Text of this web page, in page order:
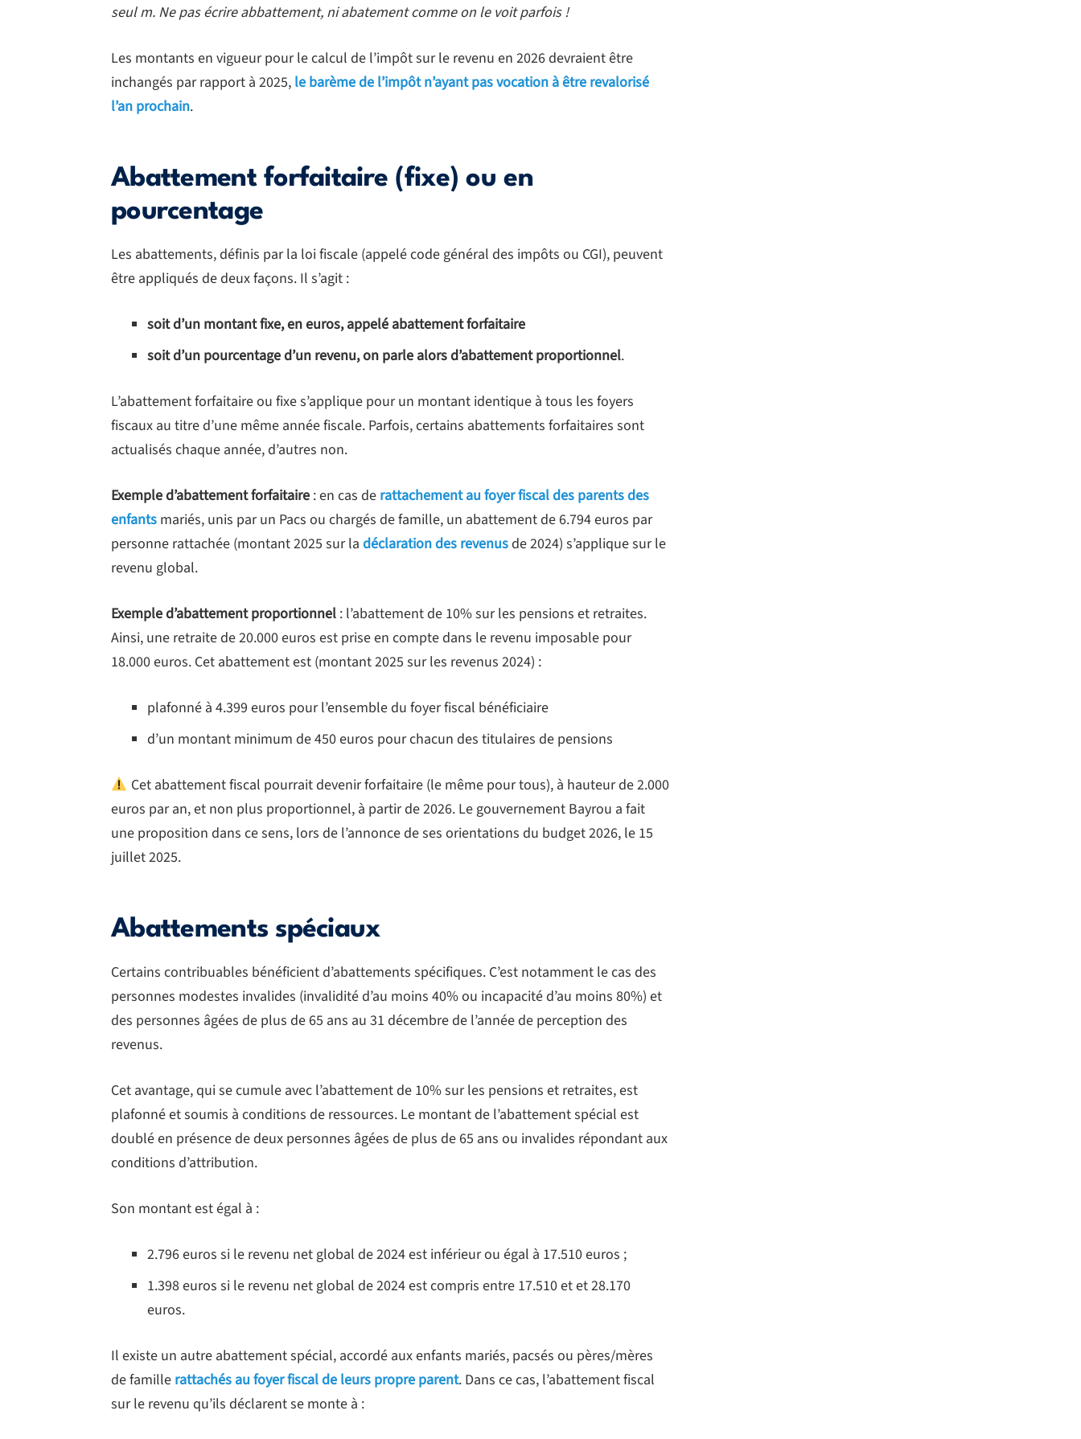
seul m. Ne pas écrire abbattement, ni abatement comme on le voit parfois !
Les montants en vigueur pour le calcul de l’impôt sur le revenu en 2026 devraient être
inchangés par rapport à 2025, le barème de l’impôt n’ayant pas vocation à être revalorisé
l’an prochain.
Abattement forfaitaire (fixe) ou en
pourcentage
Les abattements, définis par la loi fiscale (appelé code général des impôts ou CGI), peuvent
être appliqués de deux façons. Il s’agit :
soit d’un montant fixe, en euros, appelé abattement forfaitaire
soit d’un pourcentage d’un revenu, on parle alors d’abattement proportionnel.
L’abattement forfaitaire ou fixe s’applique pour un montant identique à tous les foyers
fiscaux au titre d’une même année fiscale. Parfois, certains abattements forfaitaires sont
actualisés chaque année, d’autres non.
Exemple d’abattement forfaitaire : en cas de rattachement au foyer fiscal des parents des
enfants mariés, unis par un Pacs ou chargés de famille, un abattement de 6.794 euros par
personne rattachée (montant 2025 sur la déclaration des revenusde 2024) s’applique sur le
revenu global.
Exemple d’abattement proportionnel : l’abattement de 10% sur les pensions et retraites.
Ainsi, une retraite de 20.000 euros est prise en compte dans le revenu imposable pour
18.000 euros. Cet abattement est (montant 2025 sur les revenus 2024) :
plafonné à 4.399 euros pour l’ensemble du foyer fiscal bénéficiaire
d’un montant minimum de 450 euros pour chacun des titulaires de pensions
Cet abattement fiscal pourrait devenir forfaitaire (le même pour tous), à hauteur de 2.000
euros par an, et non plus proportionnel, à partir de 2026. Le gouvernement Bayrou a fait
une proposition dans ce sens, lors de l’annonce de ses orientations du budget 2026, le 15
juillet 2025.
Abattements spéciaux
Certains contribuables bénéficient d’abattements spécifiques. C’est notamment le cas des
personnes modestes invalides (invalidité d’au moins 40% ou incapacité d’au moins 80%) et
des personnes âgées de plus de 65 ans au 31 décembre de l’année de perception des
revenus.
Cet avantage, qui se cumule avec l’abattement de 10% sur les pensions et retraites, est
plafonné et soumis à conditions de ressources. Le montant de l’abattement spécial est
doublé en présence de deux personnes âgées de plus de 65 ans ou invalides répondant aux
conditions d’attribution.
Son montant est égal à :
2.796 euros si le revenu net global de 2024 est inférieur ou égal à 17.510 euros ;
1.398 euros si le revenu net global de 2024 est compris entre 17.510 et et 28.170
euros.
Il existe un autre abattement spécial, accordé aux enfants mariés, pacsés ou pères/mères
de famille rattachés au foyer fiscal de leurs propre parent. Dans ce cas, l’abattement fiscal
sur le revenu qu’ils déclarent se monte à :